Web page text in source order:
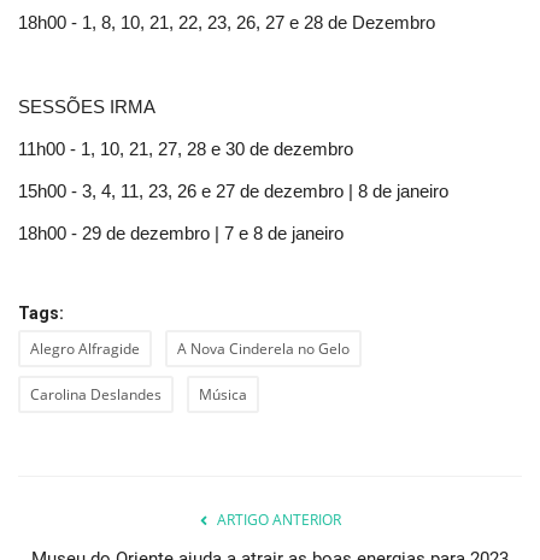
18h00 - 1, 8, 10, 21, 22, 23, 26, 27 e 28 de Dezembro
SESSÕES IRMA
11h00 - 1, 10, 21, 27, 28 e 30 de dezembro
15h00 - 3, 4, 11, 23, 26 e 27 de dezembro | 8 de janeiro
18h00 - 29 de dezembro | 7 e 8 de janeiro
Tags:
Alegro Alfragide A Nova Cinderela no Gelo
Carolina Deslandes Música
ARTIGO ANTERIOR